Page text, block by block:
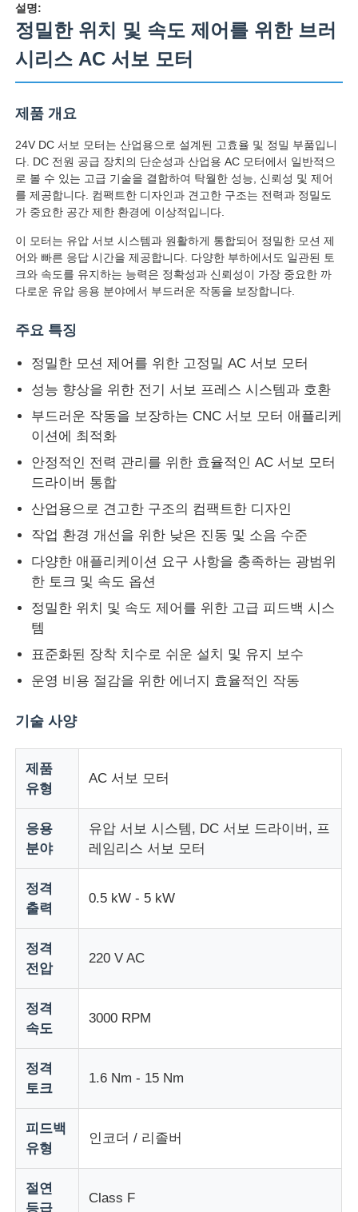
홈
제품 소개
회사 소개
공장 투어
품질 관리
연락처
견적 요청
프로그래밍 가능 논리 컨트롤러
PLC 컨트롤러
설명:
정밀한 위치 및 속도 제어를 위한 브러
시리스 AC 서보 모터
제품 개요
24V DC 서보 모터는 산업용으로 설계된 고효율 및 정밀 부품입니
다. DC 전원 공급 장치의 단순성과 산업용 AC 모터에서 일반적으
로 볼 수 있는 고급 기술을 결합하여 탁월한 성능, 신뢰성 및 제어
를 제공합니다. 컴팩트한 디자인과 견고한 구조는 전력과 정밀도
가 중요한 공간 제한 환경에 이상적입니다.
이 모터는 유압 서보 시스템과 원활하게 통합되어 정밀한 모션 제
어와 빠른 응답 시간을 제공합니다. 다양한 부하에서도 일관된 토
크와 속도를 유지하는 능력은 정확성과 신뢰성이 가장 중요한 까
다로운 유압 응용 분야에서 부드러운 작동을 보장합니다.
주요 특징
정밀한 모션 제어를 위한 고정밀 AC 서보 모터
성능 향상을 위한 전기 서보 프레스 시스템과 호환
부드러운 작동을 보장하는 CNC 서보 모터 애플리케
이션에 최적화
안정적인 전력 관리를 위한 효율적인 AC 서보 모터
드라이버 통합
산업용으로 견고한 구조의 컴팩트한 디자인
작업 환경 개선을 위한 낮은 진동 및 소음 수준
다양한 애플리케이션 요구 사항을 충족하는 광범위
한 토크 및 속도 옵션
정밀한 위치 및 속도 제어를 위한 고급 피드백 시스
템
표준화된 장착 치수로 쉬운 설치 및 유지 보수
운영 비용 절감을 위한 에너지 효율적인 작동
기술 사양
제품
유형
AC 서보 모터
응용
분야
유압 서보 시스템, DC 서보 드라이버, 프
레임리스 서보 모터
정격
출력
0.5 kW - 5 kW
정격
전압
220 V AC
정격
속도
3000 RPM
정격
토크
1.6 Nm - 15 Nm
피드백
유형
인코더 / 리졸버
절연
등급
Class F